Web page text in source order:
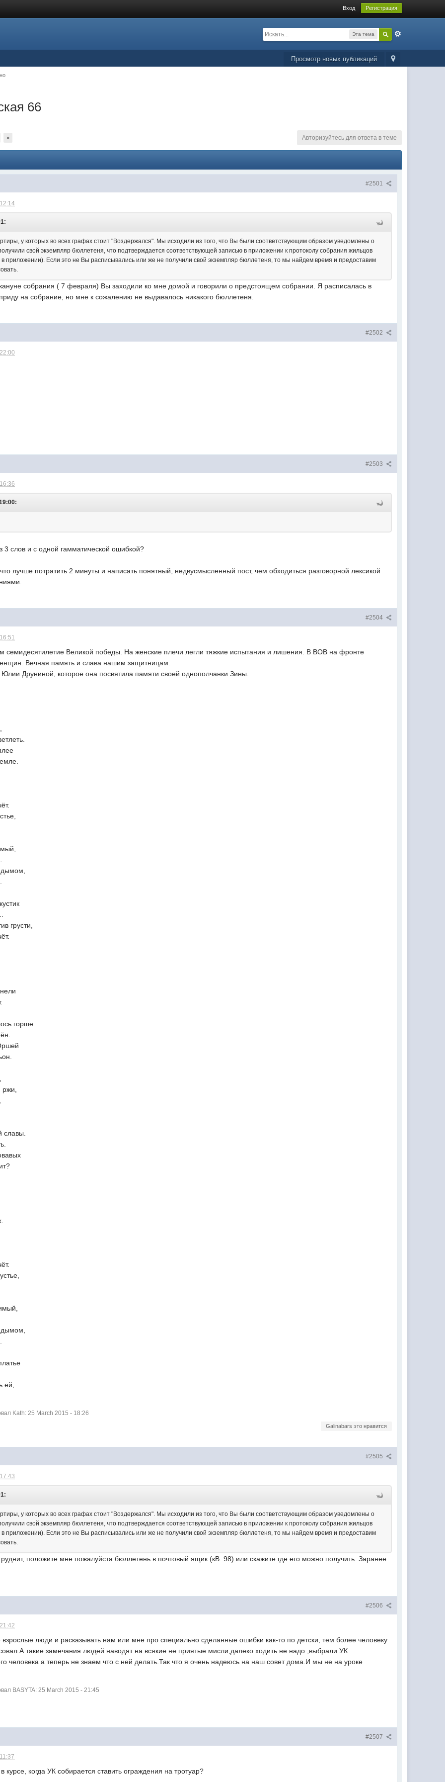
Вход Регистрация
Эта тема
Просмотр новых публикаций
66
» Авторизуйтесь для ответа в теме
#2501
у которых во всех графах стоит "Воздержался". Мы исходили из того, что Вы были соответствующим образом уведомлены о
свой экземпляр бюллетеня, что подтверждается соответствующей записью в приложении к протоколу собрания жильцов
приложении). Если это не Вы расписывались или же не получили свой экземпляр бюллетеня, то мы найдем время и предоставим
собрания ( 7 февраля) Вы заходили ко мне домой и говорили о предстоящем собрании. Я расписалась в
на собрание, но мне к сожалению не выдавалось никакого бюллетеня.
#2502
#2503
3 слов и с одной гамматической ошибкой?
лучше потратить 2 минуты и написать понятный, недвусмысленный пост, чем обходиться разговорной лексикой
#2504
семидесятилетие Великой победы. На женские плечи легли тяжкие испытания и лишения. В ВОВ на фронте
Вечная память и слава нашим защитницам.
Друниной, которое она посвятила памяти своей однополчанки Зины.
грусти,
горше.
ей,
Kath: 25 March 2015 - 18:26
Galinabars это нравится
#2505
у которых во всех графах стоит "Воздержался". Мы исходили из того, что Вы были соответствующим образом уведомлены о
свой экземпляр бюллетеня, что подтверждается соответствующей записью в приложении к протоколу собрания жильцов
приложении). Если это не Вы расписывались или же не получили свой экземпляр бюллетеня, то мы найдем время и предоставим
положите мне пожалуйста бюллетень в почтовый ящик (кВ. 98) или скажите где его можно получить. Заранее
#2506
люди и расказывать нам или мне про специально сделанные ошибки как-то по детски, тем более человеку
такие замечания людей наводят на всякие не приятые мисли,далеко ходить не надо ,выбрали УК
человека а теперь не знаем что с ней делать.Так что я очень надеюсь на наш совет дома.И мы не на уроке
BASYTA: 25 March 2015 - 21:45
#2507
курсе, когда УК собирается ставить ограждения на тротуар?